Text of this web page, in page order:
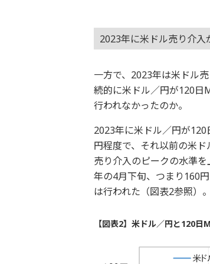
2023年に米ドル売り介入
一方で、2023年は米ドル
続的に米ドル／円が120日
行われなかったのか。
2023年に米ドル／円が
円程度で、それ以前の米
売り介入のピークの水準
年の4月下旬、つまり160
は行われた（図表2参照）。
【図表2】米ドル／円と120日